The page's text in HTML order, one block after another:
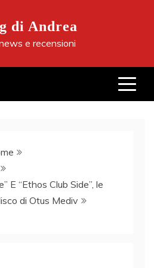
di Andrea
e recensioni
E “Ethos Club Side”, le
di Otus Mediv